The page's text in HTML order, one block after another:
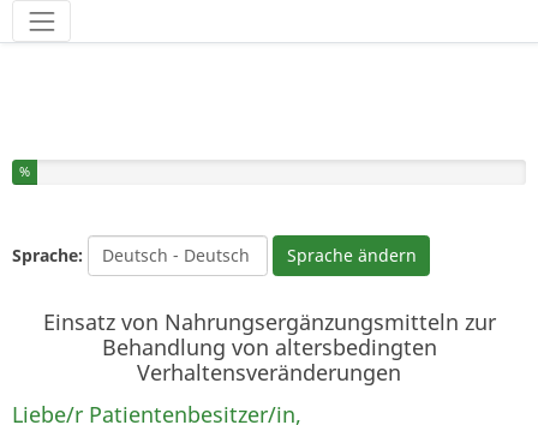
Werkzeuge
Sie haben % dieser Umfrage fertiggestellt.
%
Sprache: Sprache ändern
Einsatz von Nahrungsergänzungsmitteln zur
Behandlung von altersbedingten
Verhaltensveränderungen
Liebe/r Patientenbesitzer/in,